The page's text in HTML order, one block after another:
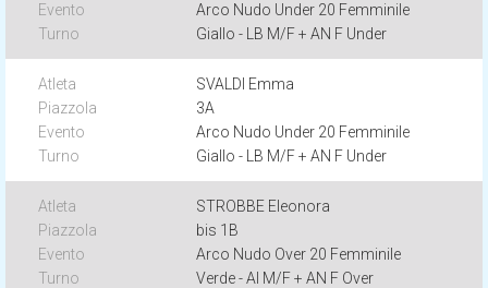
Arco Nudo Under 20 Femminile
Giallo - LB M/F + AN F Under
SVALDI Emma
3A
Arco Nudo Under 20 Femminile
Giallo - LB M/F + AN F Under
STROBBE Eleonora
bis 1B
Arco Nudo Over 20 Femminile
Verde - AI M/F + AN F Over